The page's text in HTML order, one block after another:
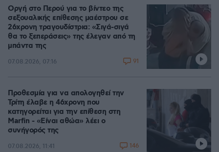
Οργή στο Περού για το βίντεο της
σεξουαλικής επίθεσης μαέστρου σε
26χρονη τραγουδίστρια: «Σιγά-σιγά
θα το ξεπεράσεις» της έλεγαν από τη
μπάντα της
07.08.2026, 07:16 91
Προθεσμία για να απολογηθεί την
Τρίτη έλαβε η 46χρονη που
κατηγορείται για την επίθεση στη
Marfin - «Είναι αθώα» λέει ο
συνήγορός της
07.08.2026, 11:41 146